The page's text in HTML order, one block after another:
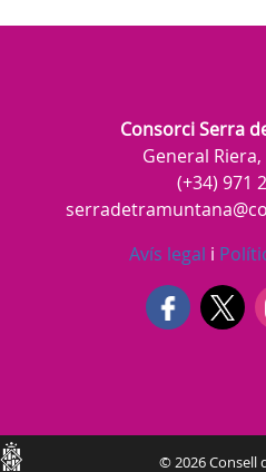
Consorci Serra
General
(+34) 971
Avís legal i
Consell © 2026 Consell